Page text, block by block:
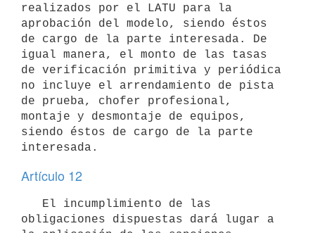
realizados por el LATU para la
aprobación del modelo, siendo éstos
de cargo de la parte interesada. De
igual manera, el monto de las tasas
de verificación primitiva y periódica
no incluye el arrendamiento de pista
de prueba, chofer profesional,
montaje y desmontaje de equipos,
siendo éstos de cargo de la parte
Artículo 12
obligaciones dispuestas dará lugar a